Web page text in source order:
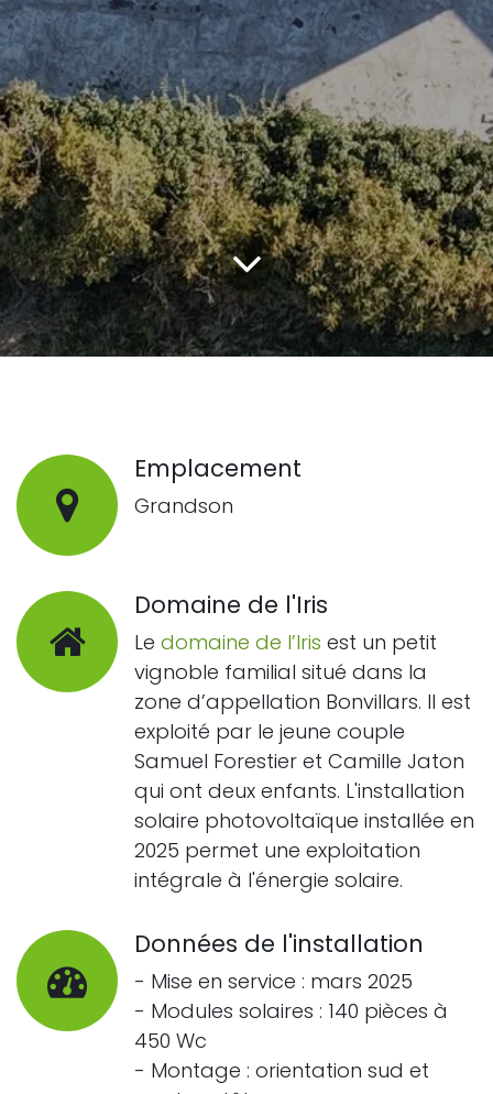
Emplacement
Grandson
Domaine de l'Iris
Le domaine de l’Iris est un petit
vignoble familial situé dans la
zone d’appellation Bonvillars. Il est
exploité par le jeune couple
Samuel Forestier et Camille Jaton
qui ont deux enfants. L'installation
solaire photovoltaïque installée en
2025 permet une exploitation
intégrale à l'énergie solaire.
Données de l'installation
- Mise en service : mars 2025
- Modules solaires : 140 pièces à
450 Wc
- Montage : orientation sud et